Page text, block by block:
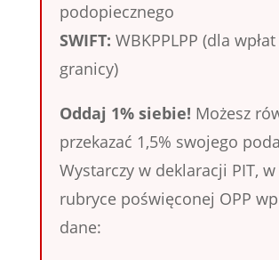
podopiecznego
SWIFT: WBKPPLPP (dla wpłat
granicy)
Oddaj 1% siebie! Możesz
przekazać 1,5% swojego
Wystarczy w deklaracji PIT, w
rubryce poświęconej OPP
dane: